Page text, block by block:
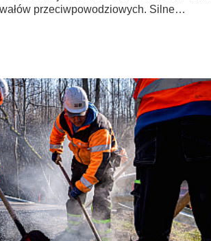
przeciwpowodziowych. Silne…